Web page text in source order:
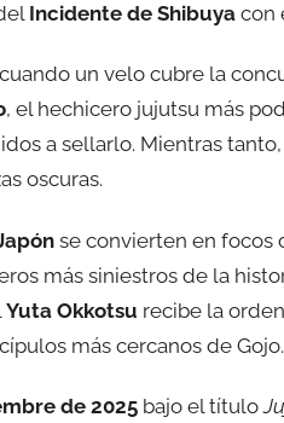
Incidente de Shibuya con
un velo cubre la
, el hechicero jujutsu más
a sellarlo. Mientras tanto,
oscuras.
se convierten en focos
más siniestros de la
Yuta Okkotsu recibe la
más cercanos de Gojo.
de 2025 bajo el título